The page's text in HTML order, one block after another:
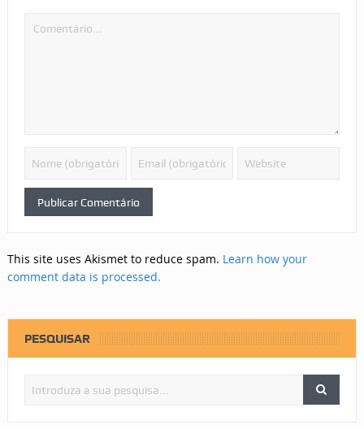
This site uses Akismet to reduce spam. Learn how your
comment data is processed.
PESQUISAR